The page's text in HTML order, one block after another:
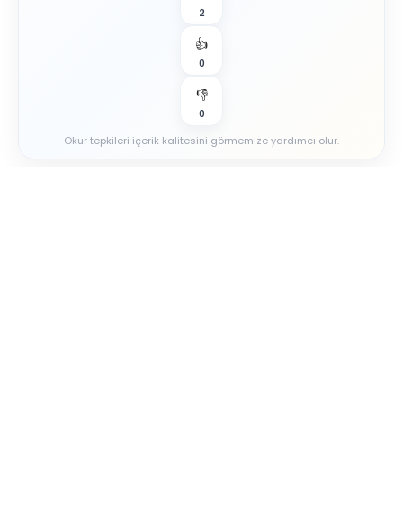
2
👍
0
👎
0
Okur tepkileri içerik kalitesini görmemize yardımcı olur.